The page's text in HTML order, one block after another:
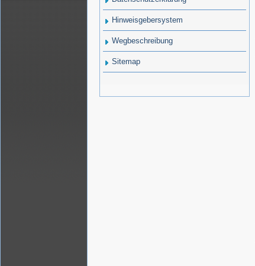
Hinweisgebersystem
Wegbeschreibung
Sitemap